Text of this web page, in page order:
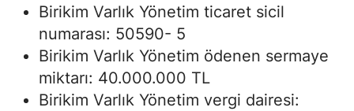
Birikim Varlık Yönetim ticaret sicil
numarası: 50590- 5
Birikim Varlık Yönetim ödenen sermaye
miktarı: 40.000.000 TL
Birikim Varlık Yönetim vergi dairesi: